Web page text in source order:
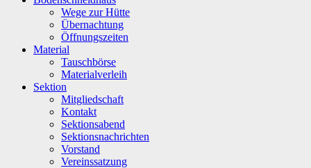
Wege zur Hütte
Übernachtung
Öffnungszeiten
Material
Tauschbörse
Materialverleih
Sektion
Mitgliedschaft
Kontakt
Sektionsabend
Sektionsnachrichten
Vorstand
Vereinssatzung